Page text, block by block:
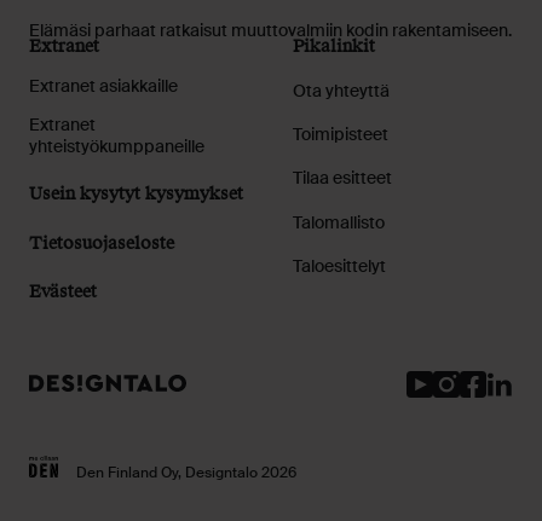
Elämäsi parhaat ratkaisut muuttovalmiin kodin rakentamiseen.
Extranet
Extranet asiakkaille
Extranet
yhteistyökumppaneille
Usein kysytyt kysymykset
Tietosuojaseloste
Evästeet
Pikalinkit
Ota yhteyttä
Toimipisteet
Tilaa esitteet
Talomallisto
Taloesittelyt
Youtube
Instagram
Facebook
Den Finland Oy, Designtalo 2026